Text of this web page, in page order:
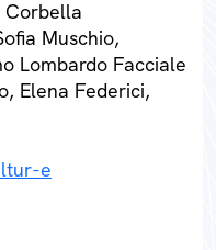
Corbella
Muschio,
Lombardo Facciale
Elena Federici,
e